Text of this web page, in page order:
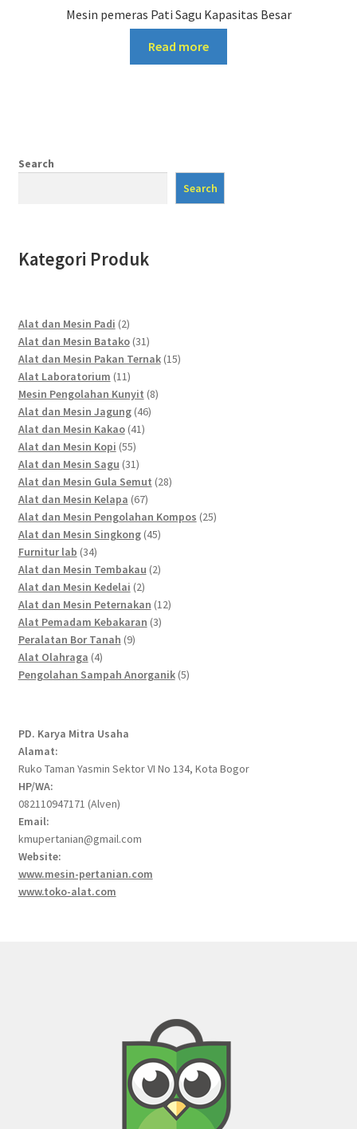
Mesin pemeras Pati Sagu Kapasitas Besar
Read more
Search
Search
Kategori Produk
Alat dan Mesin Padi 22
products
Alat dan Mesin Batako 3131
products
Alat dan Mesin Pakan Ternak 1515
Alat Laboratorium 1111
products
Mesin Pengolahan Kunyit 88
Alat dan Mesin Jagung 4646
Alat dan Mesin Kakao 4141
Alat dan Mesin Kopi 5555
products
Alat dan Mesin Sagu 3131
products
Alat dan Mesin Gula Semut 2828
Alat dan Mesin Kelapa 6767
products
Alat dan Mesin Pengolahan Kompos 2525
Alat dan Mesin Singkong 4545
Furnitur lab 3434
products
Alat dan Mesin Tembakau 22
Alat dan Mesin Kedelai 22
products
Alat dan Mesin Peternakan 1212
Alat Pemadam Kebakaran 33
Peralatan Bor Tanah 99
Alat Olahraga 44
products
Pengolahan Sampah Anorganik 55
PD. Karya Mitra Usaha
Alamat:
Ruko Taman Yasmin Sektor VI No 134, Kota Bogor
HP/WA:
082110947171 (Alven)
Email:
kmupertanian@gmail.com
Website:
www.mesin-pertanian.com
www.toko-alat.com